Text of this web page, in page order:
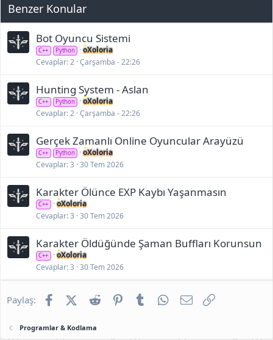
Benzer Konular
Bot Oyuncu Sistemi
C++ Python
oXoloria
Cevaplar 2 Çarşamba - 22:26
Hunting System - Aslan
C++ Python
oXoloria
Cevaplar 2 Çarşamba - 22:26
Gerçek Zamanlı Online Oyuncular Arayüzü
C++ Python
oXoloria
Cevaplar 3 30 Tem 2026
Karakter Ölünce EXP Kaybı Yaşanmasın
C++
oXoloria
Cevaplar 3 30 Tem 2026
Karakter Öldüğünde Şaman Buffları Korunsun
C++
oXoloria
Cevaplar 3 30 Tem 2026
Paylaş: FacebookX (Twitter)
Reddit PinterestTumblr WhatsApp
E-posta
Programlar & Kodlama